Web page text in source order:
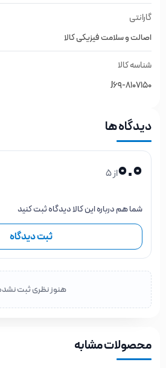
گارانتی
اصالت و سلامت فیزیکی کالا
شناسه کالا
J69-8107150
دیدگاه ها
0.0از 5
شما هم درباره این کالا دیدگاه ثبت کنید
ثبت دیدگاه
هنوز نظری ثبت
محصولات مشابه